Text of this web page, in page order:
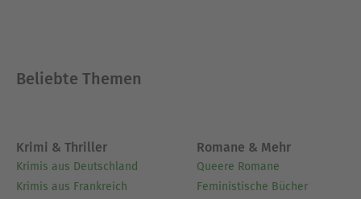
Beliebte Themen
Krimi & Thriller
Krimis aus Deutschland
Krimis aus Frankreich
Romane & Mehr
Queere Romane
Feministische Bücher